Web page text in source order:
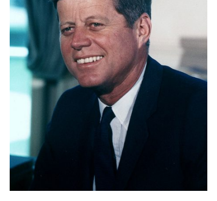
fericite ale Istoriei
Cimitirul bântuit din
Wenonah
Gest din disperare
în India
Băuturile în Bulgaria
Uimitoarea viaţă a